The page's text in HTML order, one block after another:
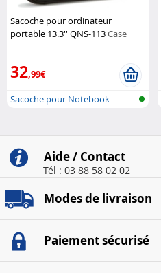
Sacoche pour ordinateur
portable 13.3'' QNS-113Case
32,99€
Sacoche pour Notebook
Aide / Contact
Tél : 03 88 58 02 02
Modes de livraison
Paiement sécurisé